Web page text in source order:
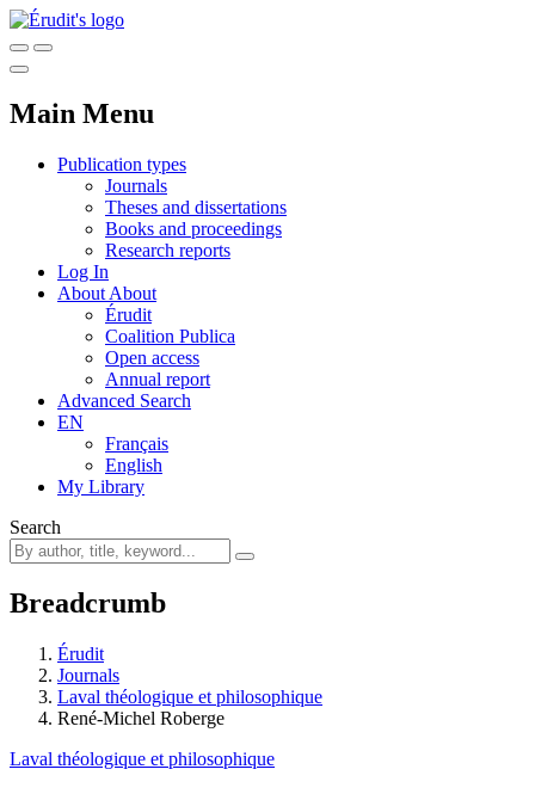
Main Menu
Publication types
Journals
Theses and dissertations
Books and proceedings
Research reports
Log In
About About
Érudit
Coalition Publica
Open access
Annual report
Advanced Search
EN
Français
English
My Library
Search
Breadcrumb
Érudit
Journals
Laval théologique et philosophique
René-Michel Roberge
Laval théologique et philosophique